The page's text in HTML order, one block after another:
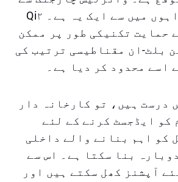
جڑی دلچسپ افواہوں میں سے ایک یہ ہے۔ Qi۲
حمایت تکنیکی طور پر ممکن
بلٹ-ان مقناطیسی ترتیب کی
اسے محدود کر دیا ہے۔
درست ہیں، تو کارخانہ دار
کو ایڈجسٹ کرنے کے لئے
کو اہم بنانے والے داخلی
بنا سکتا ہے۔ اس سے
آپشنز کھل سکتے ہیں اور